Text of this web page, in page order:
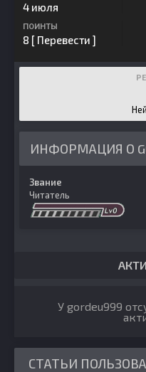
4 июля
ПОИНТЫ
8 [ Перевести ]
ИНФОРМАЦИЯ О
Звание
Читатель
У gordeu999
СТАТЬИ